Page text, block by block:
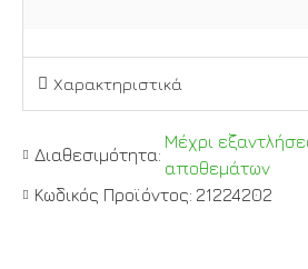
Χαρακτηριστικά
Διαθεσιμότητα:
Μέχρι
αποθεμάτων
Κωδικός Προϊόντος: 21224202